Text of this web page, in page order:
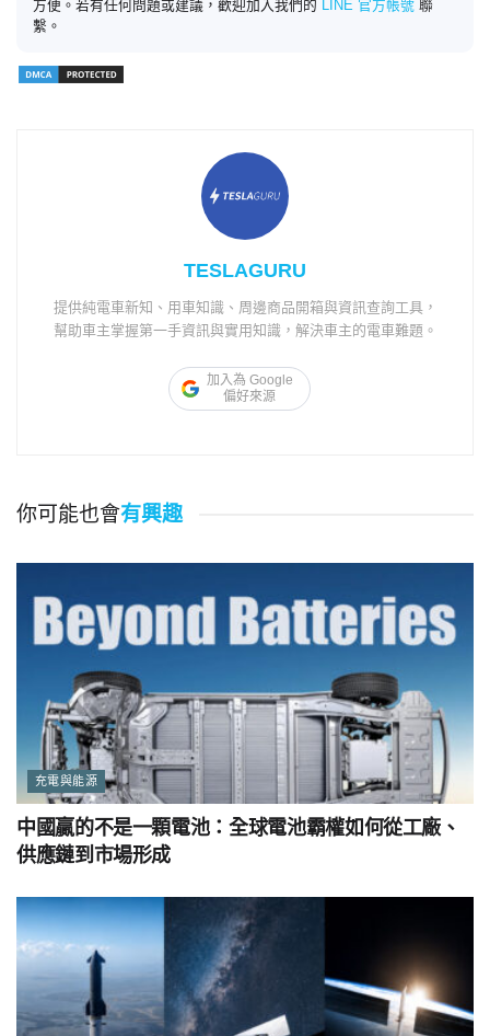
方便。若有任何問題或建議，歡迎加入我們的
LINE 官方帳號 聯
繫。
TESLAGURU
提供純電車新知、用車知識、周邊商品開箱與資訊查詢工具，
幫助車主掌握第一手資訊與實用知識，解決車主的電車難題。
加入為 Google
偏好來源
你可能也會有興趣
充電與能源
中國贏的不是一顆電池：全球電池霸權如何從工廠、
供應鏈到市場形成